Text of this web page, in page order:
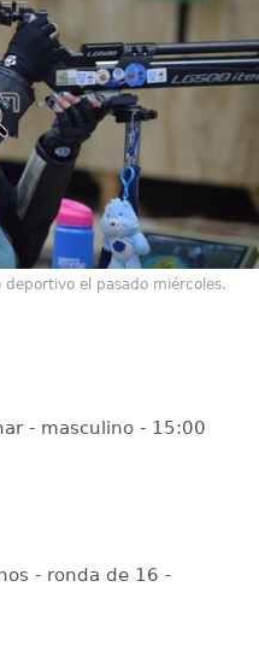
el pasado miércoles.
- masculino - 15:00
- ronda de 16 -